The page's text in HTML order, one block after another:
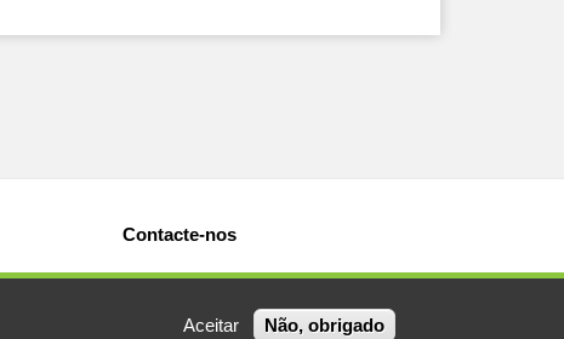
Contacte-nos
Aceitar Não, obrigado